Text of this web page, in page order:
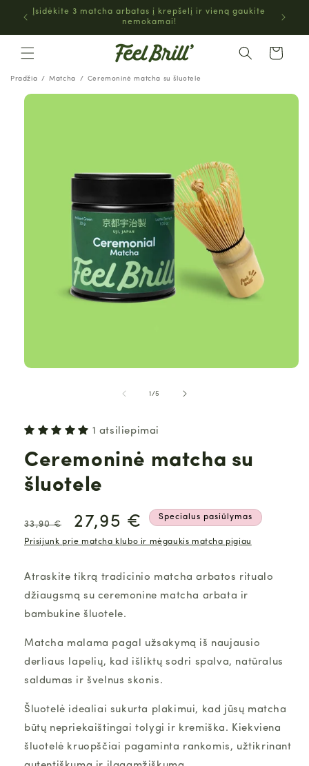
EITI Į
TURINĮ
Įsidėkite 3 matcha arbatas į krepšelį ir vieną gaukite
nemokamai!
Krepšelis
Pradžia Matcha Ceremoninė matcha su šluotele
PEREITI PRIE
1/iš
5
1 atsiliepimai
Ceremoninė matcha su
šluotele
Įprasta
kaina
33,90 €
Pasiūlymo
kaina
27,95 € Specialus pasiūlymas
Prisijunk prie matcha klubo ir mėgaukis matcha pigiau
Atraskite tikrą tradicinio matcha arbatos ritualo
džiaugsmą su ceremonine matcha arbata ir
bambukine šluotele.
Matcha malama pagal užsakymą iš naujausio
derliaus lapelių, kad išliktų sodri spalva, natūralus
saldumas ir švelnus skonis.
Šluotelė idealiai sukurta plakimui, kad jūsų matcha
būtų nepriekaištingai tolygi ir kremiška. Kiekviena
šluotelė kruopščiai pagaminta rankomis, užtikrinant